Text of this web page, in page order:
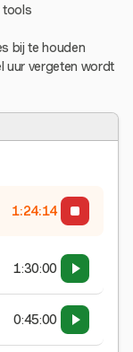
tools
bij te houden
uur vergeten wordt
1:24:15
1:30:00
0:45:00